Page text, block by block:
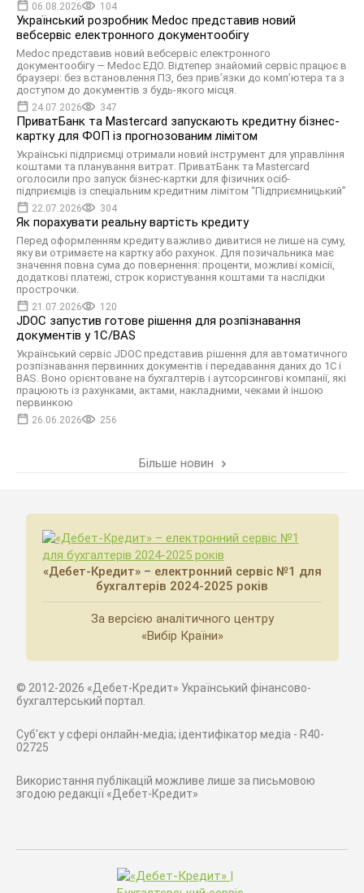
06.08.2026 104
Український розробник Medoc представив новий
вебсервіс електронного документообігу
Medoc представив новий вебсервіс електронного
документообігу — Medoc ЕДО. Відтепер знайомий сервіс працює в
браузері: без встановлення ПЗ, без прив’язки до комп’ютера та з
доступом до документів з будь-якого місця.
24.07.2026 347
ПриватБанк та Mastercard запускають кредитну бізнес-
картку для ФОП із прогнозованим лімітом
Українські підприємці отримали новий інструмент для управління
коштами та планування витрат. ПриватБанк та Mastercard
оголосили про запуск бізнес-картки для фізичних осіб-
підприємців із спеціальним кредитним лімітом “Підприємницький”
22.07.2026 304
Як порахувати реальну вартість кредиту
Перед оформленням кредиту важливо дивитися не лише на суму,
яку ви отримаєте на картку або рахунок. Для позичальника має
значення повна сума до повернення: проценти, можливі комісії,
додаткові платежі, строк користування коштами та наслідки
прострочки.
21.07.2026 120
JDOC запустив готове рішення для розпізнавання
документів у 1С/BAS
Український сервіс JDOC представив рішення для автоматичного
розпізнавання первинних документів і передавання даних до 1С і
BAS. Воно орієнтоване на бухгалтерів і аутсорсингові компанії, які
працюють із рахунками, актами, накладними, чеками й іншою
первинкою
26.06.2026 256
Більше новин
«Дебет-Кредит» – електронний сервіс №1 для
бухгалтерів 2024-2025 років
За версією аналітичного центру
«Вибір Країни»
© 2012-2026 «Дебет-Кредит» Український фінансово-
бухгалтерський портал.
Суб'єкт у сфері онлайн-медіа; ідентифікатор медіа - R40-
02725
Використання публікацій можливе лише за письмовою
згодою редакції «Дебет-Кредит»